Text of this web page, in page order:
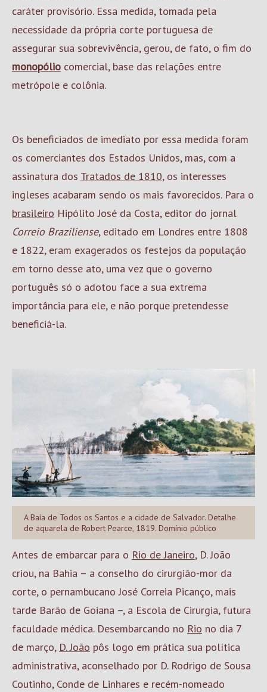
caráter provisório. Essa medida, tomada pela
necessidade da própria corte portuguesa de
assegurar sua sobrevivência, gerou, de fato, o fim do
monopólio comercial, base das relações entre
metrópole e colônia.
Os beneficiados de imediato por essa medida foram
os comerciantes dos Estados Unidos, mas, com a
assinatura dos Tratados de 1810, os interesses
ingleses acabaram sendo os mais favorecidos. Para o
brasileiro Hipólito José da Costa, editor do jornal
Correio Braziliense, editado em Londres entre 1808
e 1822, eram exagerados os festejos da população
em torno desse ato, uma vez que o governo
português só o adotou face a sua extrema
importância para ele, e não porque pretendesse
beneficiá-la.
A Baía de Todos os Santos e a cidade de Salvador. Detalhe
de aquarela de Robert Pearce, 1819. Domínio público
Antes de embarcar para o Rio de Janeiro, D. João
criou, na Bahia – a conselho do cirurgião-mor da
corte, o pernambucano José Correia Picanço, mais
tarde Barão de Goiana –, a Escola de Cirurgia, futura
faculdade médica. Desembarcando no Rio no dia 7
de março, D. João pôs logo em prática sua política
administrativa, aconselhado por D. Rodrigo de Sousa
Coutinho, Conde de Linhares e recém-nomeado